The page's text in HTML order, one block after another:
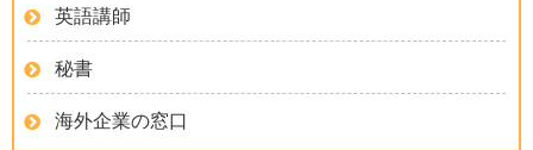
英語講師
秘書
海外企業の窓口